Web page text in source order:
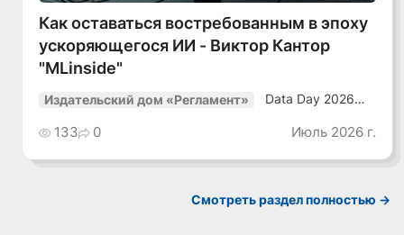
Как оставаться востребованным в эпоху
ускоряющегося ИИ - Виктор Кантор
"MLinside"
Издательский дом «Регламент»
Data Day 2026
Как сохранять
уверенный курс
среде»
133 0 Июль 2026 г.
Смотреть раздел полностью ->